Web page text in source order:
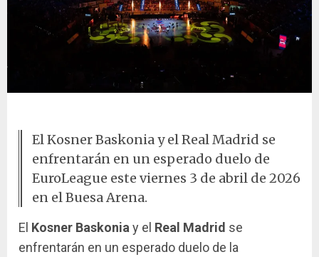
El Kosner Baskonia y el Real Madrid se
enfrentarán en un esperado duelo de
EuroLeague este viernes 3 de abril de 2026
en el Buesa Arena.
El Kosner Baskoniay el Real Madrid se
enfrentarán en un esperado duelo de la